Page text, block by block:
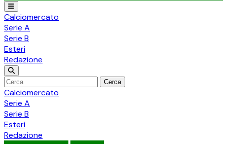
Calciomercato
Serie A
Serie B
Esteri
Redazione
Cerca
Calciomercato
Serie A
Serie B
Esteri
Redazione